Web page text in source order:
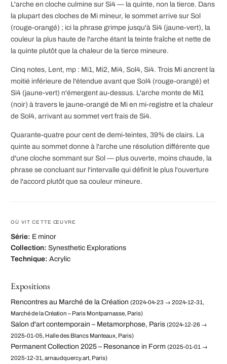
L'arche en cloche culmine sur Si4 — la quinte, non la tierce. Dans
la plupart des cloches de Mi mineur, le sommet arrive sur Sol
(rouge-orangé) ; ici la phrase grimpe jusqu'à Si4 (jaune-vert), la
couleur la plus haute de l'arche étant la teinte fraîche et nette de
la quinte plutôt que la chaleur de la tierce mineure.
Cinq notes, Lent, mp : Mi1, Mi2, Mi4, Sol4, Si4. Trois Mi ancrent la
moitié inférieure de l'étendue avant que Sol4 (rouge-orangé) et
Si4 (jaune-vert) n'émergent au-dessus. L'arche monte de Mi1
(noir) à travers le jaune-orangé de Mi en mi-registre et la chaleur
de Sol4, arrivant au sommet vert frais de Si4.
Quarante-quatre pour cent de demi-teintes, 39% de clairs. La
quinte au sommet donne à l'arche une résolution différente que
d'une cloche sommant sur Sol — plus ouverte, moins chaude, la
phrase se concluant sur l'intervalle qui définit le plus l'ouverture
de l'accord plutôt que sa couleur mineure.
OÙ VIT CETTE ŒUVRE
Série: E minor
Collection: Synesthetic Explorations
Technique: Acrylic
Expositions
Rencontres au Marché de la Création (2024-04-23 → 2024-12-31,
Marché de la Création – Paris Montparnasse, Paris)
Salon d'art contemporain – Metamorphose, Paris (2024-12-26 →
2025-01-05, Halle des Blancs Manteaux, Paris)
Permanent Collection 2025 – Resonance in Form (2025-01-01 →
2025-12-31, arnaudquercy.art, Paris)